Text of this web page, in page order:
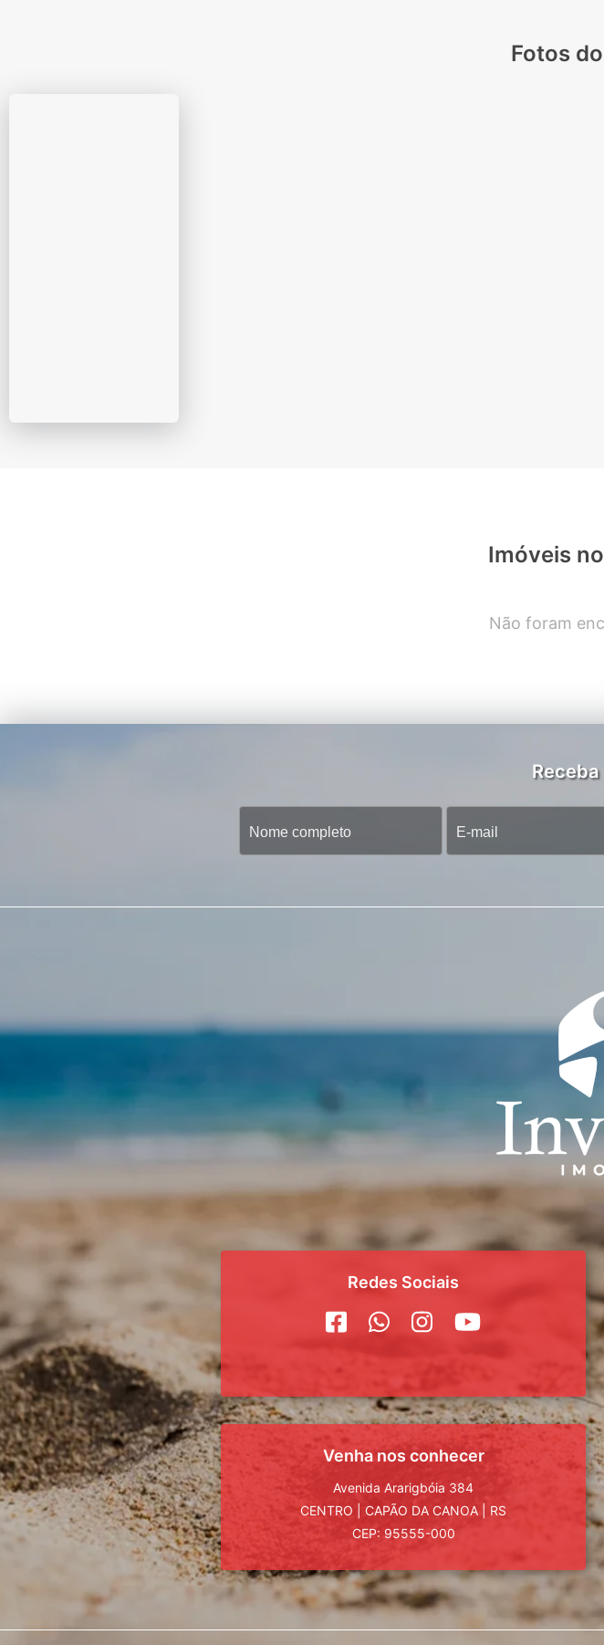
Fotos
Imóveis
Não foram
Redes Sociais
Venha nos conhecer
Avenida Ararigbóia 384
CENTRO
CAPÃO DA CANOA
RS
CEP: 95555-000